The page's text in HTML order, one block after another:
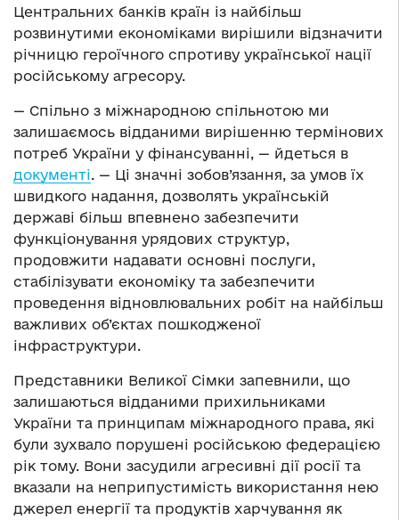
Центральних банків країн із найбільш
розвинутими економіками вирішили відзначити
річницю героїчного спротиву української нації
російському агресору.
— Спільно з міжнародною спільнотою ми
залишаємось відданими вирішенню термінових
потреб України у фінансуванні, — йдеться в
документі. — Ці значні зобов’язання, за умов їх
швидкого надання, дозволять українській
державі більш впевнено забезпечити
функціонування урядових структур,
продовжити надавати основні послуги,
стабілізувати економіку та забезпечити
проведення відновлювальних робіт на найбільш
важливих об’єктах пошкодженої
інфраструктури.
Представники Великої Сімки запевнили, що
залишаються відданими прихильниками
України та принципам міжнародного права, які
були зухвало порушені російською федерацією
рік тому. Вони засудили агресивні дії росії та
вказали на неприпустимість використання нею
джерел енергії та продуктів харчування як